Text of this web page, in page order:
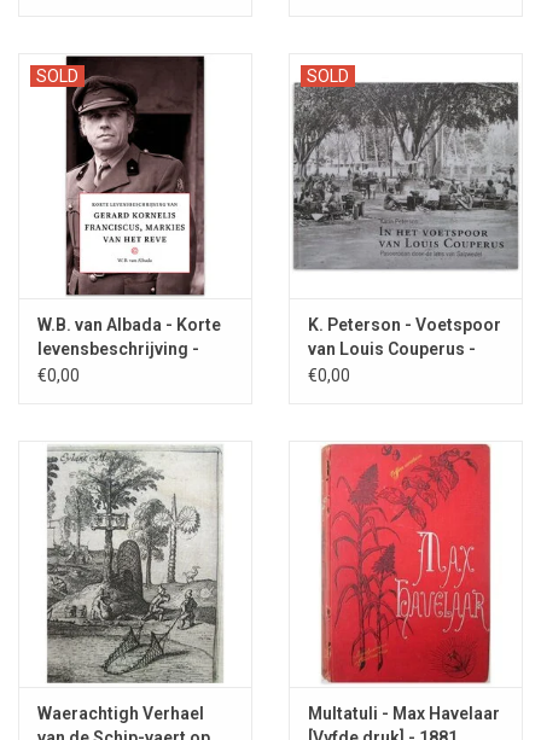
SOLD
W.B. van Albada - Korte
levensbeschrijving -
2023
€0,00
SOLD
K. Peterson - Voetspoor
van Louis Couperus -
2009
€0,00
Waerachtigh Verhael
Multatuli - Max Havelaar